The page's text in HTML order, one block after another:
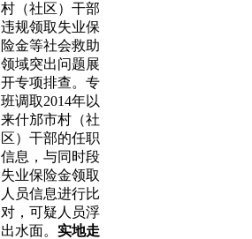
村（社区）干部
违规领取失业保
险金等社会救助
领域突出问题展
开专项排查。专
班调取2014年以
来什邡市村（社
区）干部的任职
信息，与同时段
失业保险金领取
人员信息进行比
对，可疑人员浮
出水面。 实地走